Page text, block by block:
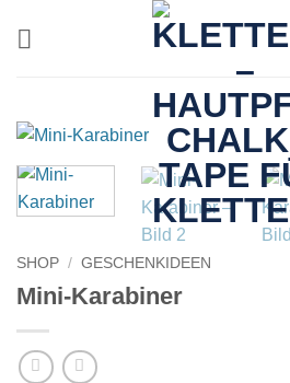
SHOP / GESCHENKIDEEN
Mini-Karabiner